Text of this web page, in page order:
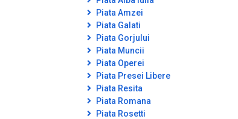
Piata Amzei
Piata Galati
Piata Gorjului
Piata Muncii
Piata Operei
Piata Presei Libere
Piata Resita
Piata Romana
Piata Rosetti